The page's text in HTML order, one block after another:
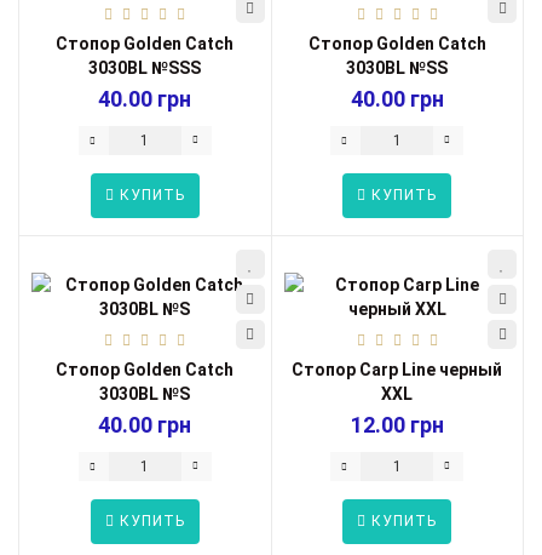
Стопор Golden Catch
3030BL №SSS
40.00 грн
КУПИТЬ
Стопор Golden Catch
3030BL №SS
40.00 грн
КУПИТЬ
Стопор Golden Catch
3030BL №S
40.00 грн
КУПИТЬ
Стопор Carp Line черный
XXL
12.00 грн
КУПИТЬ